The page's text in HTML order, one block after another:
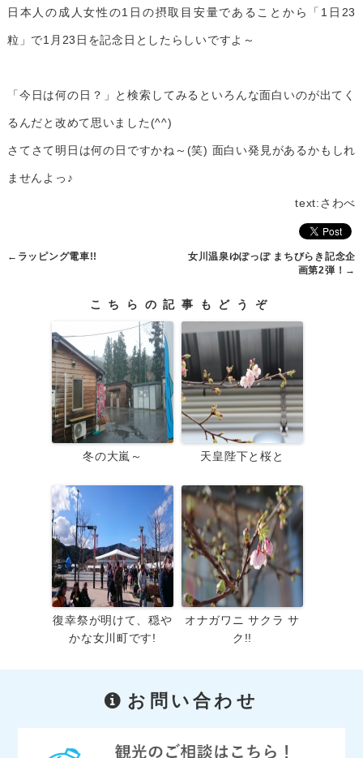
日本人の成人女性の1日の摂取目安量であることから「1日23
粒」で1月23日を記念日としたらしいですよ～
「今日は何の日？」と検索してみるといろんな面白いのが出てく
るんだと改めて思いました(^^)
さてさて明日は何の日ですかね～(笑) 面白い発見があるかもしれ
ませんよっ♪
text:さわべ
← ラッピング電車!!
女川温泉ゆぽっぽ まちびらき記念企
画第2弾！ →
こちらの記事もどうぞ
冬の大嵐～ 天皇陛下と桜と
復幸祭が明けて、穏や
かな女川町です!
オナガワニ サクラ サ
ク!!
お問い合わせ